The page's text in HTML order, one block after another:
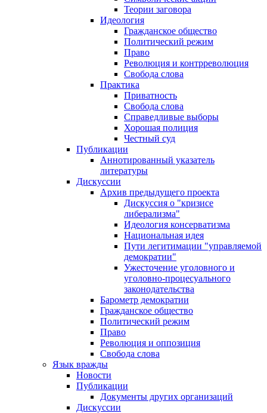
Теории заговора
Идеология
Гражданское общество
Политический режим
Право
Революция и контрреволюция
Свобода слова
Практика
Приватность
Свобода слова
Справедливые выборы
Хорошая полиция
Честный суд
Публикации
Аннотированный указатель
литературы
Дискуссии
Архив предыдущего проекта
Дискуссия о "кризисе
либерализма"
Идеология консерватизма
Национальная идея
Пути легитимации "управляемой
демократии"
Ужесточение уголовного и
уголовно-процесуального
законодательства
Барометр демократии
Гражданское общество
Политический режим
Право
Революция и оппозиция
Свобода слова
Язык вражды
Новости
Публикации
Документы других организаций
Дискуссии